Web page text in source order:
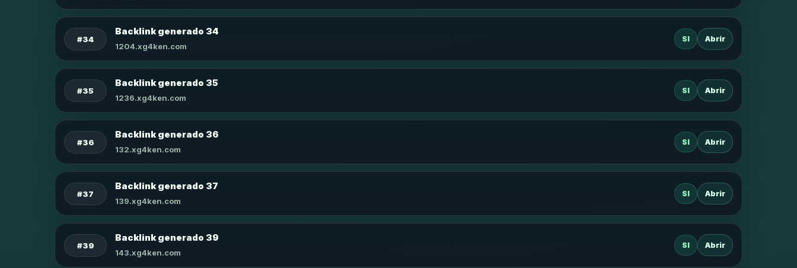
#34
Backlink generado 34
1204.xg4ken.com
SI Abrir
#35
Backlink generado 35
1236.xg4ken.com
SI Abrir
#36
Backlink generado 36
132.xg4ken.com
SI Abrir
#37
Backlink generado 37
139.xg4ken.com
SI Abrir
#39
Backlink generado 39
143.xg4ken.com
SI Abrir